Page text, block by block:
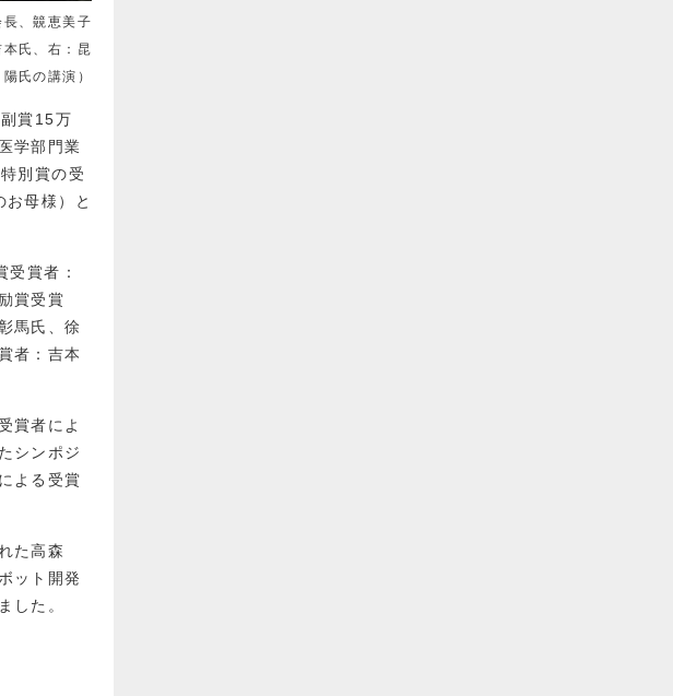
、竸恵美子
氏、右：昆
陽氏の講演）
賞15万
学部門業
別賞の受
母様）と
賞者：
賞受賞
馬氏、徐
者：吉本
賞者によ
シンポジ
よる受賞
た高森
ット開発
した。